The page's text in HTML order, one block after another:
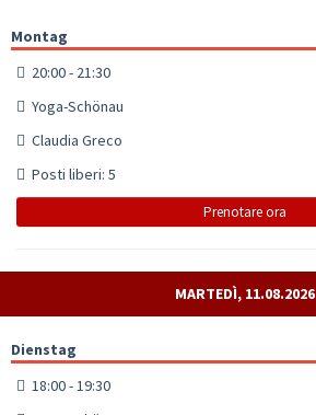
Montag
20:00 - 21:30
Yoga-Schönau
Claudia Greco
Posti liberi: 5
Prenotare ora
MARTEDÌ, 11.08.2026
Dienstag
18:00 - 19:30